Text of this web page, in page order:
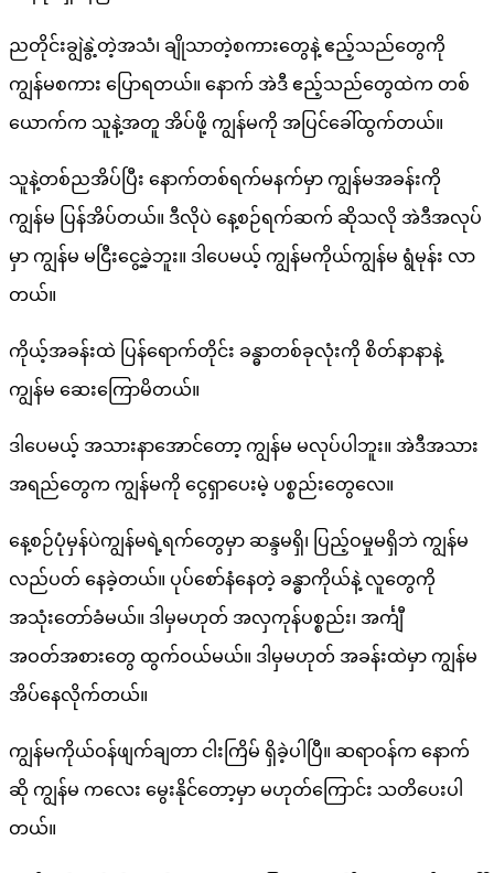
ညတိုင်းချွဲနွဲ့တဲ့အသံ၊ ချိုသာတဲ့စကားတွေနဲ့ ဧည့်သည်တွေကို
ကျွန်မစကား ပြောရတယ်။ နောက် အဲဒီ ဧည့်သည်တွေထဲက တစ်
ယောက်က သူနဲ့အတူ အိပ်ဖို့ ကျွန်မကို အပြင်ခေါ်ထွက်တယ်။
သူနဲ့တစ်ညအိပ်ပြီး နောက်တစ်ရက်မနက်မှာ ကျွန်မအခန်းကို
ကျွန်မ ပြန်အိပ်တယ်။ ဒီလိုပဲ နေ့စဉ်ရက်ဆက် ဆိုသလို အဲဒီအလုပ်
မှာ ကျွန်မ မငြီးငွေ့ခဲ့ဘူး။ ဒါပေမယ့် ကျွန်မကိုယ်ကျွန်မ ရွံမုန်း လာ
တယ်။
ကိုယ့်အခန်းထဲ ပြန်ရောက်တိုင်း ခန္ဓာတစ်ခုလုံးကို စိတ်နာနာနဲ့
ကျွန်မ ဆေးကြောမိတယ်။
ဒါပေမယ့် အသားနာအောင်တော့ ကျွန်မ မလုပ်ပါဘူး။ အဲဒီအသား
အရည်တွေက ကျွန်မကို ငွေရှာပေးမဲ့ ပစ္စည်းတွေလေ။
နေ့စဉ်ပုံမှန်ပဲကျွန်မရဲ့ရက်တွေမှာ ဆန္ဒမရှိ၊ ပြည့်ဝမှုမရှိဘဲ ကျွန်မ
လည်ပတ် နေခဲ့တယ်။ ပုပ်စော်နံနေတဲ့ ခန္ဓာကိုယ်နဲ့ လူတွေကို
အသုံးတော်ခံမယ်။ ဒါမှမဟုတ် အလှကုန်ပစ္စည်း၊ အင်္ကျီ
အဝတ်အစားတွေ ထွက်ဝယ်မယ်။ ဒါမှမဟုတ် အခန်းထဲမှာ ကျွန်မ
အိပ်နေလိုက်တယ်။
ကျွန်မကိုယ်ဝန်ဖျက်ချတာ ငါးကြိမ် ရှိခဲ့ပါပြီ။ ဆရာဝန်က နောက်
ဆို ကျွန်မ ကလေး မွေးနိုင်တော့မှာ မဟုတ်ကြောင်း သတိပေးပါ
တယ်။